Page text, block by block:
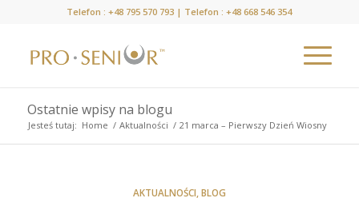
Telefon :+48 795 570 793 | Telefon :+48 668 546 354
Ostatnie wpisy na blogu
Jesteś tutaj: Home / Aktualności / 21 marca – Pierwszy Dzień Wiosny
AKTUALNOŚCI BLOG